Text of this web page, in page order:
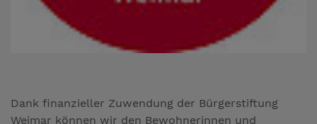
Dank finanzieller Zuwendung der Bürgerstiftung
Weimar können wir den Bewohnerinnen und